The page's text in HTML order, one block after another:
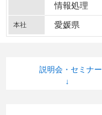
情報処理
本社 愛媛県
説明会・セミナー